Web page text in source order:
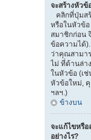
จะสร้างหัวข้
คลิกที่ปุ่มส
หรือในหัวข้
สมาชิกก่อน
ข้อความได้
ว่าคุณสามา
ไม่ ที่ด้านล่า
ในหัวข้อ (เ
หัวข้อใหม่,
ฯลฯ.)
ข้างบน
จะแก้ไขหรื
อย่างไร?